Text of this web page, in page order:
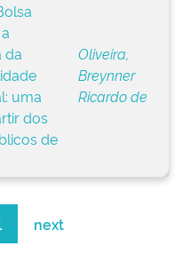
da
uma
dos
de
Oliveira,
Breynner
Ricardo de
next